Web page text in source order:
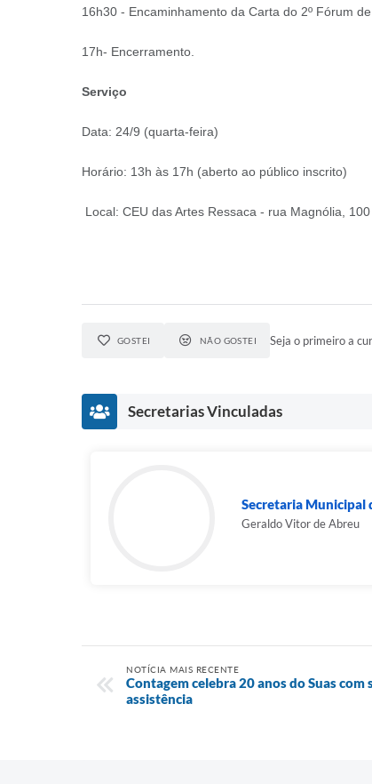
16h30 - Encaminhamento da Carta do 2º Fórum
17h- Encerramento.
Serviço
Data: 24/9 (quarta-feira)
Horário: 13h às 17h (aberto ao público inscrito)
Local: CEU das Artes Ressaca - rua Magnólia,
GOSTEI NÃO GOSTEI Seja o primeiro a
Secretarias Vinculadas
Secretaria Municipal
Geraldo Vitor de Abreu
NOTÍCIA MAIS RECENTE
Contagem celebra 20 anos do Suas
assistência